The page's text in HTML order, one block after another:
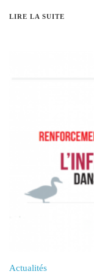
LIRE LA SUITE
Actualités